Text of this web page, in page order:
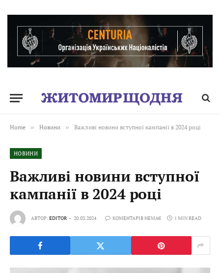
Home » Новини » Важливі новини вступної кампанії в 2024 році
НОВИНИ
Важливі новини вступної
кампанії в 2024 році
АВТОР:EDITOR 20.03.2024 КОМЕНТАРІВ НЕМАЄ 1 MIN READ